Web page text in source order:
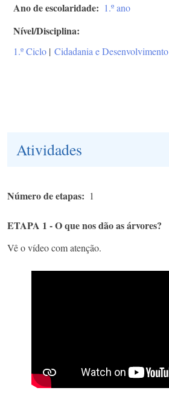
Ano de escolaridade 1.º ano
Nível/Disciplina
1.º Ciclo | Cidadania e Desenvolvimento
Atividades
Número de etapas 1
ETAPA 1 - O que nos dão as árvores?
Vê o vídeo com atenção.